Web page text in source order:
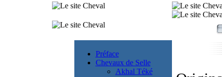
Préface
Chevaux de Selle
Akhal Téké